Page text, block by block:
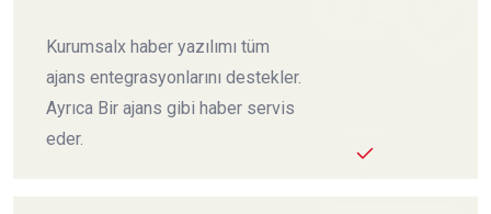
Kurumsalx haber yazılımı tüm
ajans entegrasyonlarını destekler.
Ayrıca Bir ajans gibi haber servis
eder.